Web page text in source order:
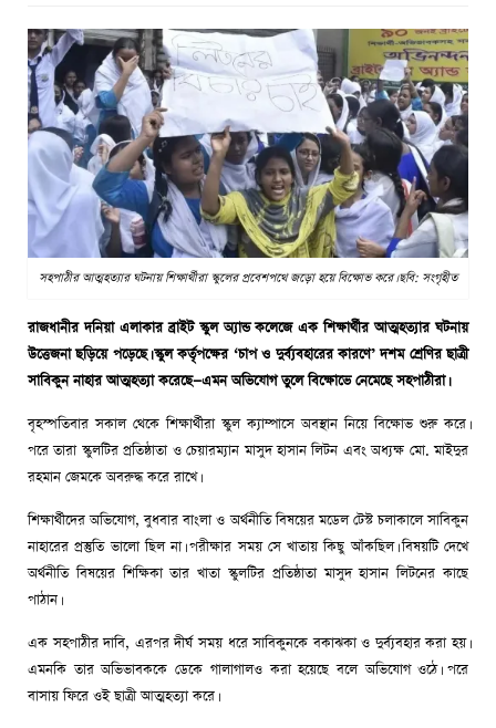
সহপাঠীর আত্মহত্যার ঘটনায় শিক্ষার্থীরা স্কুলের প্রবেশপথে জড়ো হয়ে বিক্ষোভ করে। ছবি: সংগৃহীত
রাজধানীর দনিয়া এলাকার ব্রাইট স্কুল অ্যান্ড কলেজে এক শিক্ষার্থীর আত্মহত্যার ঘটনায়
উত্তেজনা ছড়িয়ে পড়েছে। স্কুল কর্তৃপক্ষের ‘চাপ ও দুর্ব্যবহারের কারণে’ দশম শ্রেণির ছাত্রী
সাবিকুন নাহার আত্মহত্যা করেছে—এমন অভিযোগ তুলে বিক্ষোভে নেমেছে সহপাঠীরা।
বৃহস্পতিবার সকাল থেকে শিক্ষার্থীরা স্কুল ক্যাম্পাসে অবস্থান নিয়ে বিক্ষোভ শুরু করে।
পরে তারা স্কুলটির প্রতিষ্ঠাতা ও চেয়ারম্যান মাসুদ হাসান লিটন এবং অধ্যক্ষ মো. মাইদুর
রহমান জেমকে অবরুদ্ধ করে রাখে।
শিক্ষার্থীদের অভিযোগ, বুধবার বাংলা ও অর্থনীতি বিষয়ের মডেল টেস্ট চলাকালে সাবিকুন
নাহারের প্রস্তুতি ভালো ছিল না। পরীক্ষার সময় সে খাতায় কিছু আঁকছিল। বিষয়টি দেখে
অর্থনীতি বিষয়ের শিক্ষিকা তার খাতা স্কুলটির প্রতিষ্ঠাতা মাসুদ হাসান লিটনের কাছে
পাঠান।
এক সহপাঠীর দাবি, এরপর দীর্ঘ সময় ধরে সাবিকুনকে বকাঝকা ও দুর্ব্যবহার করা হয়।
এমনকি তার অভিভাবককে ডেকে গালাগালও করা হয়েছে বলে অভিযোগ ওঠে। পরে
বাসায় ফিরে ওই ছাত্রী আত্মহত্যা করে।